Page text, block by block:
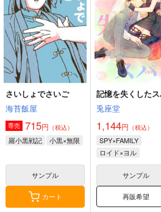
さいしょでさいご
海苔飯屋
専売 715円 （税込）
羅小黒戦記 小黒×無限
サンプル
カート
記憶を失くした
兎座堂
1,144円 （税込）
SPY×FAMILY
ロイド×ヨル
サンプル
再販希望